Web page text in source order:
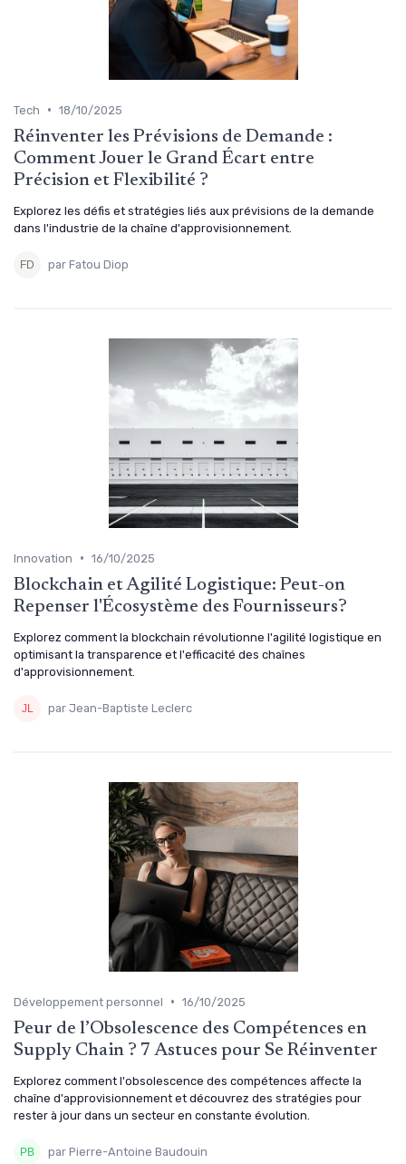
Tech • 18/10/2025
Réinventer les Prévisions de Demande :
Comment Jouer le Grand Écart entre
Précision et Flexibilité ?
Explorez les défis et stratégies liés aux prévisions de la demande
dans l'industrie de la chaîne d'approvisionnement.
par Fatou Diop
Innovation • 16/10/2025
Blockchain et Agilité Logistique: Peut-on
Repenser l'Écosystème des Fournisseurs?
Explorez comment la blockchain révolutionne l'agilité logistique en
optimisant la transparence et l'efficacité des chaînes
d'approvisionnement.
par Jean-Baptiste Leclerc
Développement personnel • 16/10/2025
Peur de l’Obsolescence des Compétences en
Supply Chain ? 7 Astuces pour Se Réinventer
Explorez comment l'obsolescence des compétences affecte la
chaîne d'approvisionnement et découvrez des stratégies pour
rester à jour dans un secteur en constante évolution.
par Pierre-Antoine Baudouin